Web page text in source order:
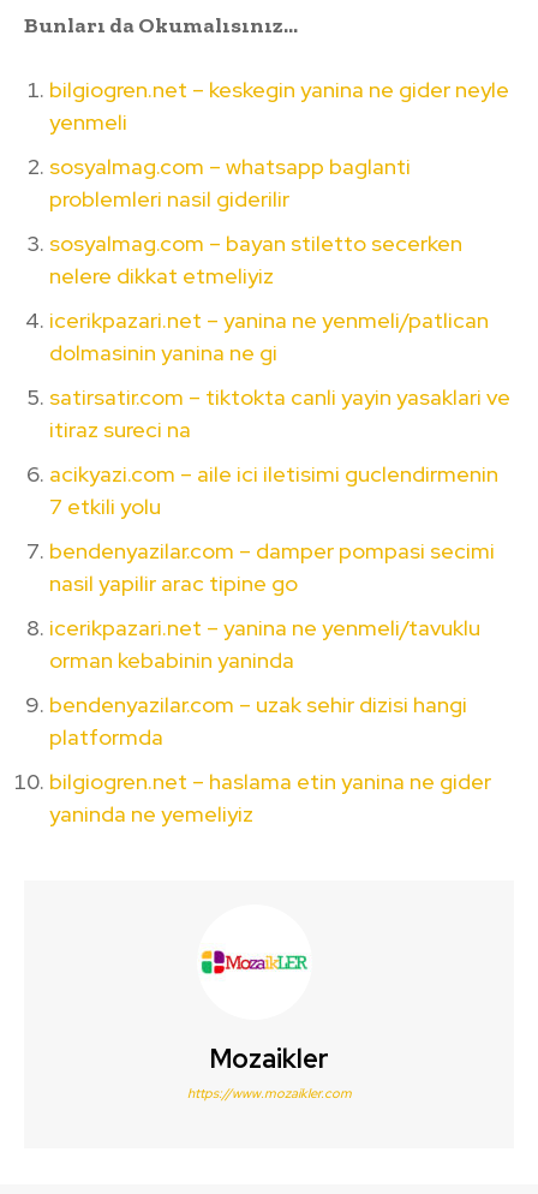
Bunları da Okumalısınız…
bilgiogren.net – keskegin yanina ne gider neyle
yenmeli
sosyalmag.com – whatsapp baglanti
problemleri nasil giderilir
sosyalmag.com – bayan stiletto secerken
nelere dikkat etmeliyiz
icerikpazari.net – yanina ne yenmeli/patlican
dolmasinin yanina ne gi
satirsatir.com – tiktokta canli yayin yasaklari ve
itiraz sureci na
acikyazi.com – aile ici iletisimi guclendirmenin
7 etkili yolu
bendenyazilar.com – damper pompasi secimi
nasil yapilir arac tipine go
icerikpazari.net – yanina ne yenmeli/tavuklu
orman kebabinin yaninda
bendenyazilar.com – uzak sehir dizisi hangi
platformda
bilgiogren.net – haslama etin yanina ne gider
yaninda ne yemeliyiz
Mozaikler
https://www.mozaikler.com